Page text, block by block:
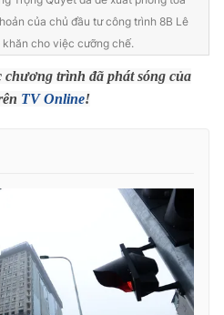
VTV Thể thao
của chủ đầu tư công trình 8B Lê
cho việc cưỡng chế.
chương trình đã phát sóng của
TV Online!